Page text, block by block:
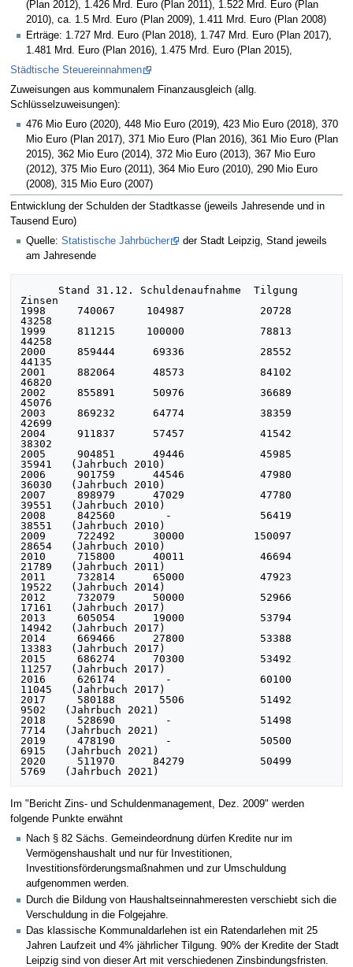
(Plan 2012), 1.426 Mrd. Euro (Plan 2011), 1.522 Mrd. Euro (Plan
2010), ca. 1.5 Mrd. Euro (Plan 2009), 1.411 Mrd. Euro (Plan 2008)
Erträge: 1.727 Mrd. Euro (Plan 2018), 1.747 Mrd. Euro (Plan 2017),
1.481 Mrd. Euro (Plan 2016), 1.475 Mrd. Euro (Plan 2015),
Städtische Steuereinnahmen
Zuweisungen aus kommunalem Finanzausgleich (allg.
Schlüsselzuweisungen):
476 Mio Euro (2020), 448 Mio Euro (2019), 423 Mio Euro (2018), 370
Mio Euro (Plan 2017), 371 Mio Euro (Plan 2016), 361 Mio Euro (Plan
2015), 362 Mio Euro (2014), 372 Mio Euro (2013), 367 Mio Euro
(2012), 375 Mio Euro (2011), 364 Mio Euro (2010), 290 Mio Euro
(2008), 315 Mio Euro (2007)
Entwicklung der Schulden der Stadtkasse (jeweils Jahresende und in
Tausend Euro)
Quelle: Statistische Jahrbücher
der Stadt Leipzig, Stand jeweils
am Jahresende
Zinsen
1998     740067     104987            20728
43258
1999     811215     100000            78813
44258
2000     859444      69336            28552
44135
2001     882064      48573            84102
46820
2002     855891      50976            36689
45076
2003     869232      64774            38359
42699
2004     911837      57457            41542
38302
2005     904851      49446            45985
35941   (Jahrbuch 2010)
2006     901759      44546            47980
36030   (Jahrbuch 2010)
2007     898979      47029            47780
39551   (Jahrbuch 2010)
2008     842560        -              56419
38551   (Jahrbuch 2010)
2009     722492      30000           150097
28654   (Jahrbuch 2010)
2010     715800      40011            46694
21789   (Jahrbuch 2011)
2011     732814      65000            47923
19522   (Jahrbuch 2014)
2012     732079      50000            52966
17161   (Jahrbuch 2017)
2013     605054      19000            53794
14942   (Jahrbuch 2017)
2014     669466      27800            53388
13383   (Jahrbuch 2017)
2015     686274      70300            53492
11257   (Jahrbuch 2017)
2016     626174        -              60100
11045   (Jahrbuch 2017)
2017     580188       5506            51492
9502   (Jahrbuch 2021)
2018     528690        -              51498
7714   (Jahrbuch 2021)
2019     478190        -              50500
6915   (Jahrbuch 2021)
2020     511970      84279            50499
Im "Bericht Zins- und Schuldenmanagement, Dez. 2009" werden
folgende Punkte erwähnt
Nach § 82 Sächs. Gemeindeordnung dürfen Kredite nur im
Vermögenshaushalt und nur für Investitionen,
Investitionsförderungsmaßnahmen und zur Umschuldung
aufgenommen werden.
Durch die Bildung von Haushaltseinnahmeresten verschiebt sich die
Verschuldung in die Folgejahre.
Das klassische Kommunaldarlehen ist ein Ratendarlehen mit 25
Jahren Laufzeit und 4% jährlicher Tilgung. 90% der Kredite der Stadt
Leipzig sind von dieser Art mit verschiedenen Zinsbindungsfristen.